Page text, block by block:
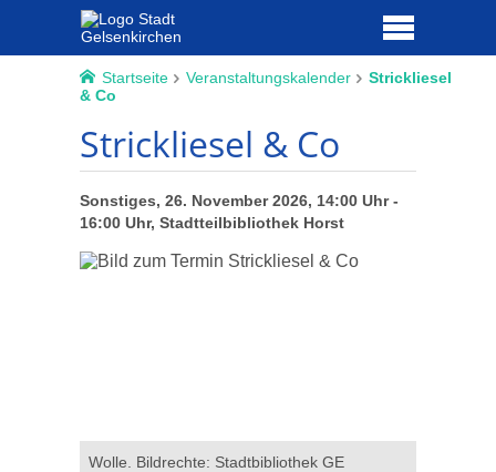
Startseite Veranstaltungskalender
Strickliesel
& Co
Strickliesel & Co
Sonstiges, 26. November 2026, 14:00 Uhr -
16:00 Uhr, Stadtteilbibliothek Horst
Wolle. Bildrechte: Stadtbibliothek GE